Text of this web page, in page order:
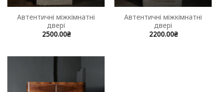
Автентичні міжкімнатні
двері
2500.00₴
Автентичні міжкімнатні
двері
2200.00₴